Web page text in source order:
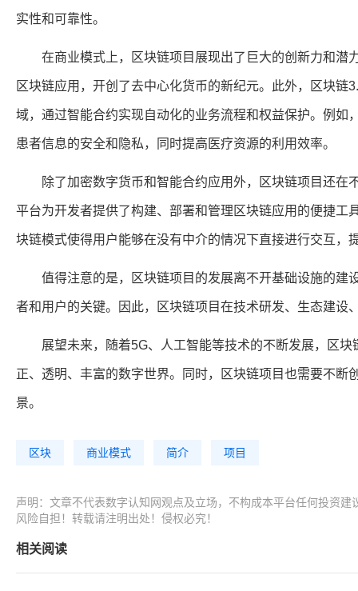
实性和可靠性。
在商业模式上，区块链项目展现出了巨大的创新力和潜
区块链应用，开创了去中心化货币的新纪元。此外，区块
域，通过智能合约实现自动化的业务流程和权益保护。例如
患者信息的安全和隐私，同时提高医疗资源的利用效率。
除了加密数字货币和智能合约应用外，区块链项目还在
平台为开发者提供了构建、部署和管理区块链应用的便捷工
块链模式使得用户能够在没有中介的情况下直接进行交互，
值得注意的是，区块链项目的发展离不开基础设施的建
者和用户的关键。因此，区块链项目在技术研发、生态建设
展望未来，随着5G、人工智能等技术的不断发展，区块
正、透明、丰富的数字世界。同时，区块链项目也需要不
景。
区块 商业模式 简介 项目
声明：文章不代表数字认知网观点及立场，不构成本平台任何投资
风险自担！转载请注明出处！侵权必究！
相关阅读